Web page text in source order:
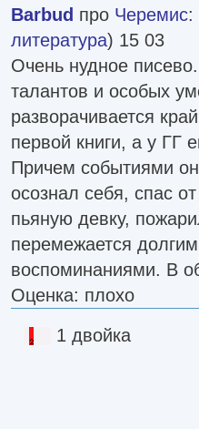
Barbud про Черемис:
литература) 15 03
Очень нудное
талантов и особых
разворачивается
первой книги, а у ГГ
Причем событиями
осознал себя, спас
пьяную девку,
перемежается
воспоминаниями. В
Оценка: плохо
1 двойка